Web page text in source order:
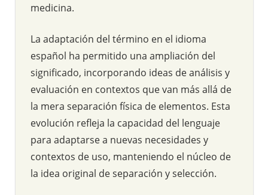
medicina.
La adaptación del término en el idioma
español ha permitido una ampliación del
significado, incorporando ideas de análisis y
evaluación en contextos que van más allá de
la mera separación física de elementos. Esta
evolución refleja la capacidad del lenguaje
para adaptarse a nuevas necesidades y
contextos de uso, manteniendo el núcleo de
la idea original de separación y selección.